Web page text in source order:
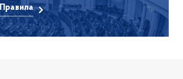
Правила